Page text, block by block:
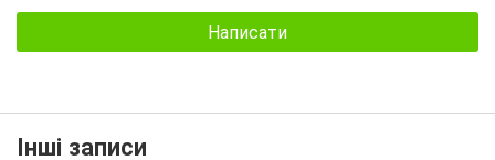
Написати
Інші записи